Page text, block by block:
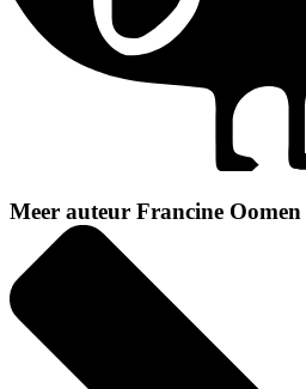
Meer auteur Francine Oomen